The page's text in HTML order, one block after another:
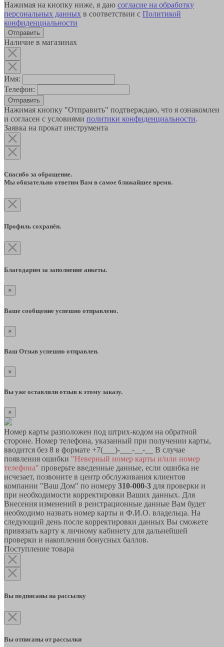
Нажимая на кнопку ниже, я даю согласие на обработку
персональных данных в соответствии с Политикой
конфиденциальности
Наличие в магазинах
Имя:
Телефон:
Отправить
Нажимая кнопку "Отправить" подтверждаю, что я ознакомлен
и согласен с условиями политики конфиденциальности.
Заявка на прокат инструмента
Спасибо за обращение.
Мы обязательно ответим Вам в самое ближайшее время.
Профиль сохранён.
Благодарим за заполнение анкеты.
×
Ваше сообщение успешно отправлено.
×
Ваш Отзыв успешно отправлен.
×
Вы уже оставляли отзыв к этому заказу.
×
Номер карты разположен под штрих-кодом на обратной
стороне. Номер телефона, указанный при получении карты,
вводится без 8 в формате +7(___)-___-__-__ В случае
появления ошибки "Неверный номер карты и/или номер
телефона" проверьте введенные данные, если ошибка не
исчезает, позвоните в центр обслуживания клиентов
компании "Ваш Дом" по номеру 310-000-3 для проверки и
при необходимости корректировки Ваших данных. Для
Внесения изменений в реистрационные данные Вам будет
необходимо назвать номер карты и Ф.И.О. владельца. На
следующий день после корректировки данных Вы сможете
привязать карту к личному кабинету для дальнейшей
проверки и накопления бонусных баллов.
Поступление товара
Вы подписаны на рассылку
Вы отписаны от рассылки